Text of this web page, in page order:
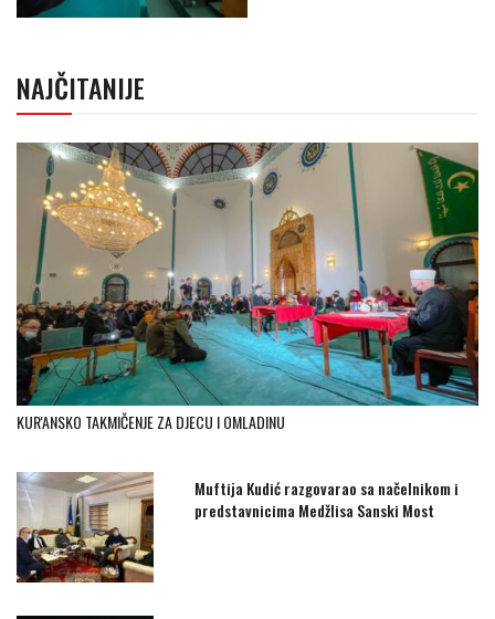
NAJČITANIJE
KUR'ANSKO TAKMIČENJE ZA DJECU I OMLADINU
Muftija Kudić razgovarao sa načelnikom i
predstavnicima Medžlisa Sanski Most